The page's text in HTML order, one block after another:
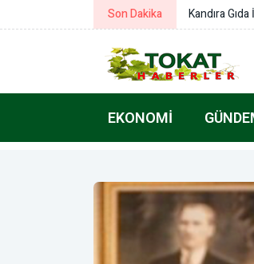
Son Dakika Kandıra
EKONOMI